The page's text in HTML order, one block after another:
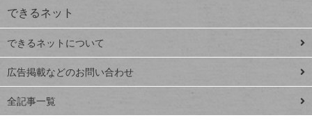
close
閉じ
る
連載
Excel Q&A
トイアンナ流仕
事術
できるネット
できるネットについて
広告掲載などのお問い合わせ
全記事一覧